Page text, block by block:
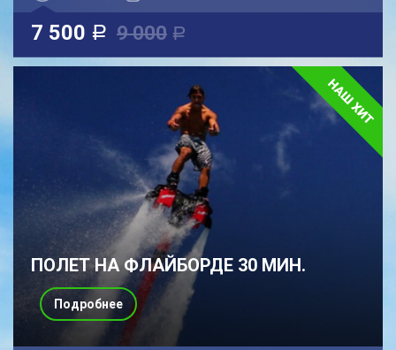
7 500 a 9 000 a
ПОЛЕТ НА ФЛАЙБОРДЕ 30 МИН.
Подробнее